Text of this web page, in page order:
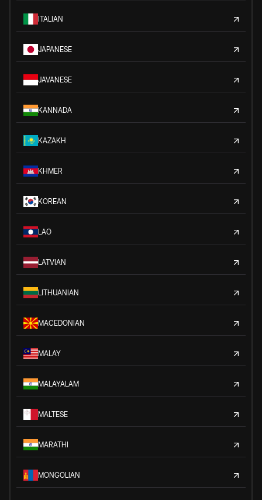
ITALIAN
JAPANESE
JAVANESE
KANNADA
KAZAKH
KHMER
KOREAN
LAO
LATVIAN
LITHUANIAN
MACEDONIAN
MALAY
MALAYALAM
MALTESE
MARATHI
MONGOLIAN